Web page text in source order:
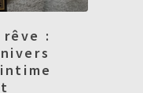
rêve :